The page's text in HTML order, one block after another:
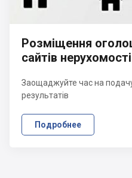
Розміщення
сайтів нерухомості
Заощаджуйте час на
результатів
Подробнее